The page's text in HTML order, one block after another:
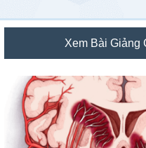
Sidebar
chính
Xem Bài Giảng